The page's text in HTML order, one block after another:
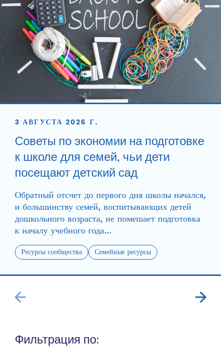
3 АВГУСТА 2026 Г.
Советы по экономии на подготовке
к школе для семей, чьи дети
посещают детский сад
Обратный отсчет до первого дня школы начался,
и большинству семей, воспитывающих детей
дошкольного возраста, не помешает подготовка
к началу учебного года...
Ресурсы сообщества Семейные ресурсы
Фильтрация по: